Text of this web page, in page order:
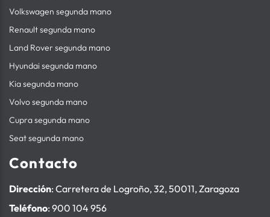
Volkswagen segunda mano
Renault segunda mano
Land Rover segunda mano
Hyundai segunda mano
Kia segunda mano
Volvo segunda mano
Cupra segunda mano
Seat segunda mano
Contacto
Dirección: Carretera de Logroño, 32, 50011, Zaragoza
Teléfono: 900 104 956